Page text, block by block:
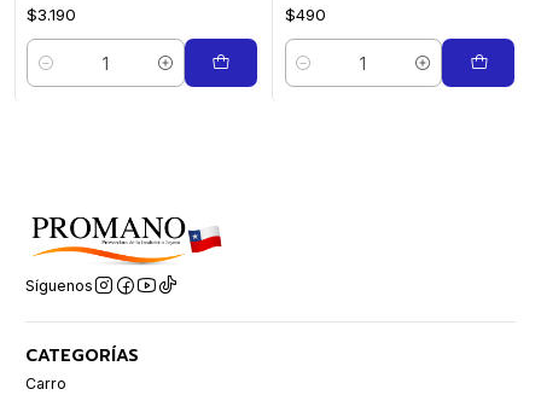
$3.190
Cantidad
$490
Cantidad
Síguenos
CATEGORÍAS
Carro